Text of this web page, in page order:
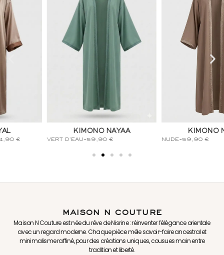
KIMONO NAYAA
NUDE- €
KIMONO NAYAA
maison n couture
Maison N Couture est née du rêve de Nisrine : réinventer l’élégance orientale
avec un regard moderne. Chaque pièce mêle savoir-faire ancestral et
minimalisme raffiné, pour des créations uniques, cousues main entre
tradition et liberté.